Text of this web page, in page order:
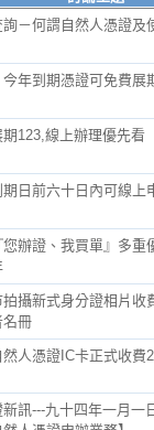
詢－何謂自然人憑證及
今年到期憑證可免費展
期123,線上辦理優先看
期日前六十日內可線上
您辦證、我買單』多重
拍攝新式身分證相片收
名冊
然人憑證IC卡正式收費
新訊---九十四年一月一